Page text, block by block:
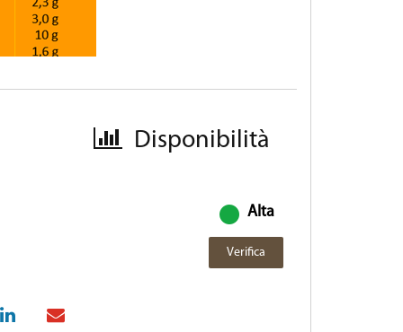
Disponibilità
Verifica
Alta